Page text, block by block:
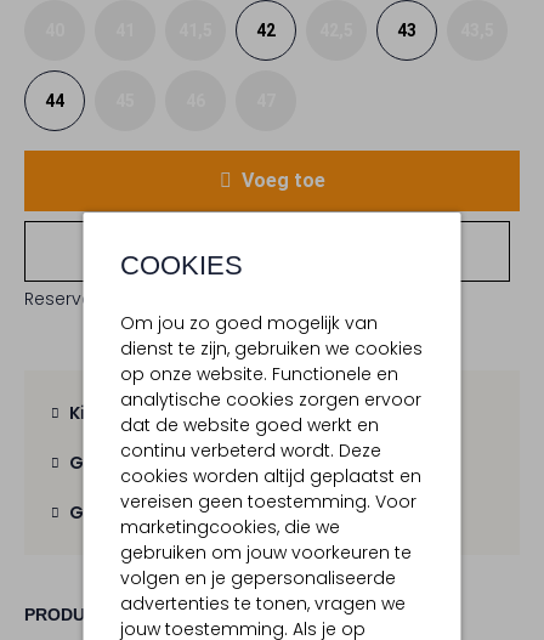
COOKIES
Om jou zo goed mogelijk van
dienst te zijn, gebruiken we cookies
op onze website. Functionele en
analytische cookies zorgen ervoor
dat de website goed werkt en
continu verbeterd wordt. Deze
cookies worden altijd geplaatst en
vereisen geen toestemming. Voor
marketingcookies, die we
gebruiken om jouw voorkeuren te
volgen en je gepersonaliseerde
advertenties te tonen, vragen we
jouw toestemming. Als je op
42 43
44
Voeg toe
Bekijk winkelvoorraad
Reserveer direct in een van onze 19 boutiques
Kies zelf je bezorgmoment
Gratis verzendingvanaf € 100,-
Gratis retour binnen 30 dagen
PRODUCT INFORMATIE